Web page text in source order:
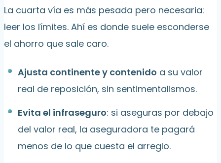
La cuarta vía es más pesada pero necesaria:
leer los límites. Ahí es donde suele esconderse
el ahorro que sale caro.
Ajusta continente y contenido a su valor
real de reposición, sin sentimentalismos.
Evita el infraseguro: si aseguras por debajo
del valor real, la aseguradora te pagará
menos de lo que cuesta el arreglo.